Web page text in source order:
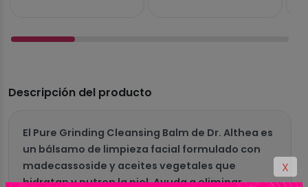
Descripción del producto
El Pure Grinding Cleansing Balm de Dr. Althea es
un bálsamo de limpieza facial formulado con
madecassoside y aceites vegetales que
hidratan y nutren la piel. Ayuda a eliminar
X